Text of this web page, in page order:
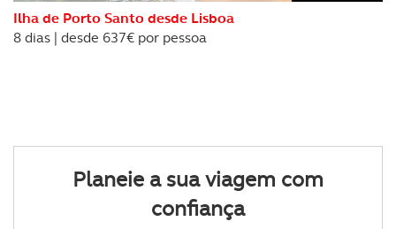
Ilha de Porto Santo desde Lisboa
8 dias | desde 637€ por pessoa
Planeie a sua viagem com
confiança